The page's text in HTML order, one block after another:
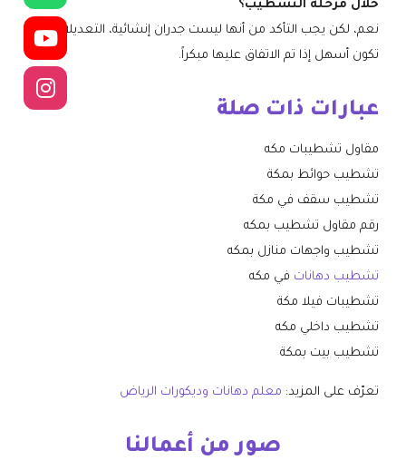
خلال مرحلة التشطيب؟
نعم، لكن يجب التأكد من أنها ليست جدران إنشائية، التعديلات
تكون أسهل إذا تم الاتفاق عليها مبكراً.
عبارات ذات صلة
مقاول تشطيبات مكه
تشطيب حوائط بمكة
تشطيب سقف في مكة
رقم مقاول تشطيب بمكه
تشطيب واجهات منازل بمكه
تشطيب دهانات في مكه
تشطيبات فيلا مكة
تشطيب داخلي مكه
تشطيب بيت بمكة
تعرّف على المزيد: معلم دهانات وديكورات الرياض
صور من أعمالنا